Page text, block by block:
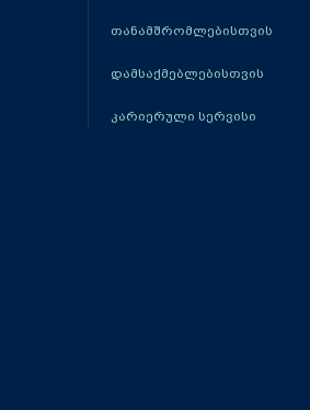
თანამშრომლებისთვის
დამსაქმებლებისთვის
კარიერული სერვისი